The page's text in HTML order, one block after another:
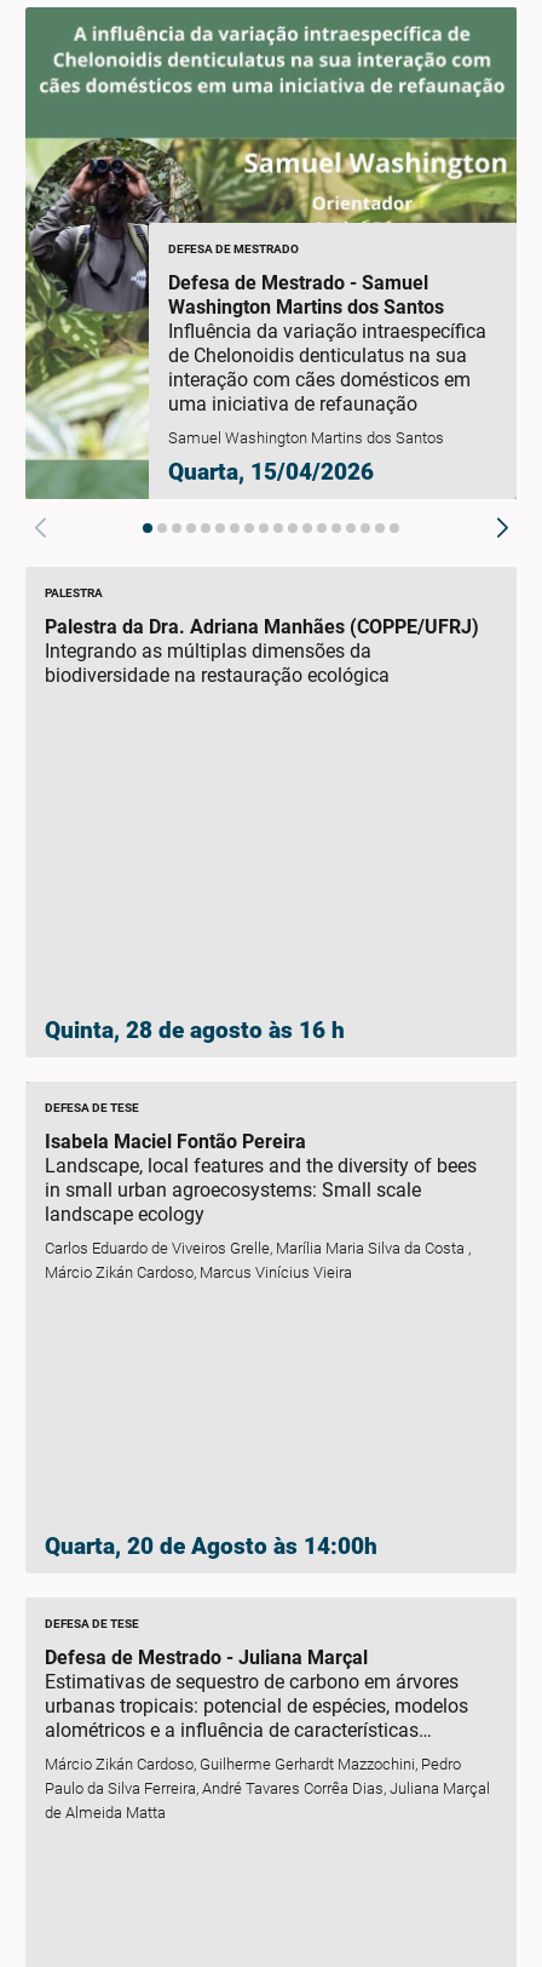
DEFESA DE MESTRADO
Defesa de Mestrado - Samuel
Washington Martins dos Santos
Influência da variação intraespecífica
de Chelonoidis denticulatus na sua
interação com cães domésticos em
uma iniciativa de refaunação
Samuel Washington Martins dos Santos
Quarta, 15/04/2026
PALESTRA
Palestra da Dra. Adriana Manhães (COPPE/UFRJ)
Integrando as múltiplas dimensões da
biodiversidade na restauração ecológica
Quinta, 28 de agosto às 16 h
DEFESA DE TESE
Isabela Maciel Fontão Pereira
Landscape, local features and the diversity of bees
in small urban agroecosystems: Small scale
landscape ecology
Carlos Eduardo de Viveiros Grelle, Marília Maria Silva da Costa ,
Márcio Zikán Cardoso, Marcus Vinícius Vieira
Quarta, 20 de Agosto às 14:00h
DEFESA DE TESE
Defesa de Mestrado - Juliana Marçal
Estimativas de sequestro de carbono em árvores
urbanas tropicais: potencial de espécies, modelos
alométricos e a influência de características
funcionais
Márcio Zikán Cardoso, Guilherme Gerhardt Mazzochini, Pedro
Paulo da Silva Ferreira, André Tavares Corrêa Dias, Juliana Marçal
de Almeida Matta